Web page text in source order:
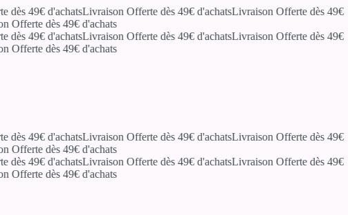
49€ d'achatsLivraison Offerte dès 49€ d'achatsLivraison Offerte dès 49€
dès 49€ d'achats
49€ d'achatsLivraison Offerte dès 49€ d'achatsLivraison Offerte dès 49€
dès 49€ d'achats
49€ d'achatsLivraison Offerte dès 49€ d'achatsLivraison Offerte dès 49€
dès 49€ d'achats
49€ d'achatsLivraison Offerte dès 49€ d'achatsLivraison Offerte dès 49€
dès 49€ d'achats